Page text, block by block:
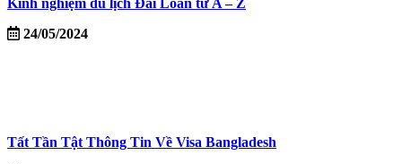
24/05/2024
Tất Tần Tật Thông Tin Về Visa Bangladesh